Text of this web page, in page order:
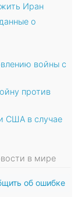
Иран
о
войны с
против
США в случае
в мире
об ошибке